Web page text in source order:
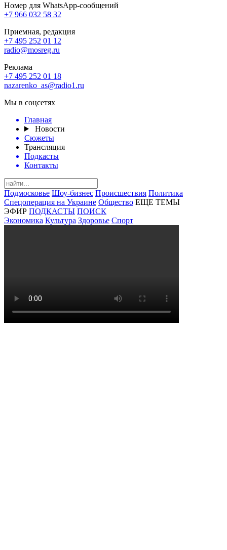
Номер для WhatsApp-сообщений
+7 966 032 58 32
Приемная, редакция
+7 495 252 01 12
radio@mosreg.ru
Реклама
+7 495 252 01 18
nazarenko_as@radio1.ru
Мы в соцсетях
Главная
Новости
Сюжеты
Трансляция
Подкасты
Контакты
Подмосковье Шоу-бизнес Происшествия Политика
Спецоперация на Украине Общество ЕЩЕ ТЕМЫ
ЭФИР ПОДКАСТЫ ПОИСК
Экономика Культура Здоровье Спорт